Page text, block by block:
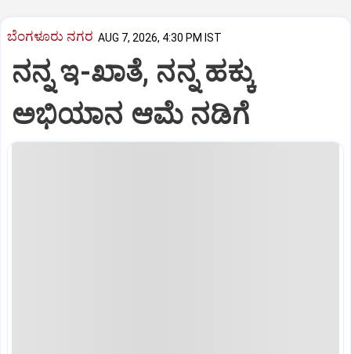
ಬೆಂಗಳೂರು ನಗರ AUG 7, 2026, 4:30 PM IST
ನನ್ನ ಇ-ಖಾತೆ, ನನ್ನ ಹಕ್ಕು
ಅಭಿಯಾನ ಆಮೆ ನಡಿಗೆ